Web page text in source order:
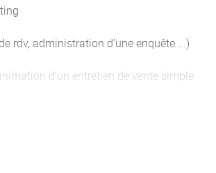
rdv, administration d’une enquête ...)
d’un entretien de vente simple
sur les réseaux sociaux d’une
et de la lettre de motivation